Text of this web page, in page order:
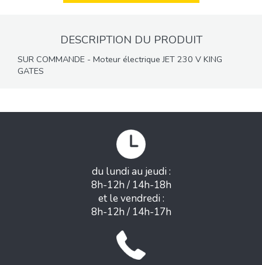
DESCRIPTION DU PRODUIT
SUR COMMANDE - Moteur électrique JET 230 V KING
GATES
du lundi au jeudi :
8h-12h / 14h-18h
et le vendredi :
8h-12h / 14h-17h